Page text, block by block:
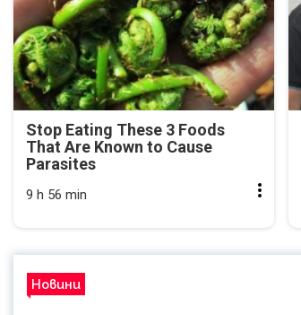
Stop Eating These 3 Foods
That Are Known to Cause
Parasites
9 h 56 min
Новини